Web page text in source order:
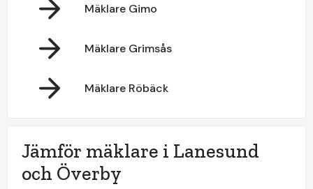
Mäklare Gimo
Mäklare Grimsås
Mäklare Röbäck
Jämför mäklare i Lanesund
och Överby